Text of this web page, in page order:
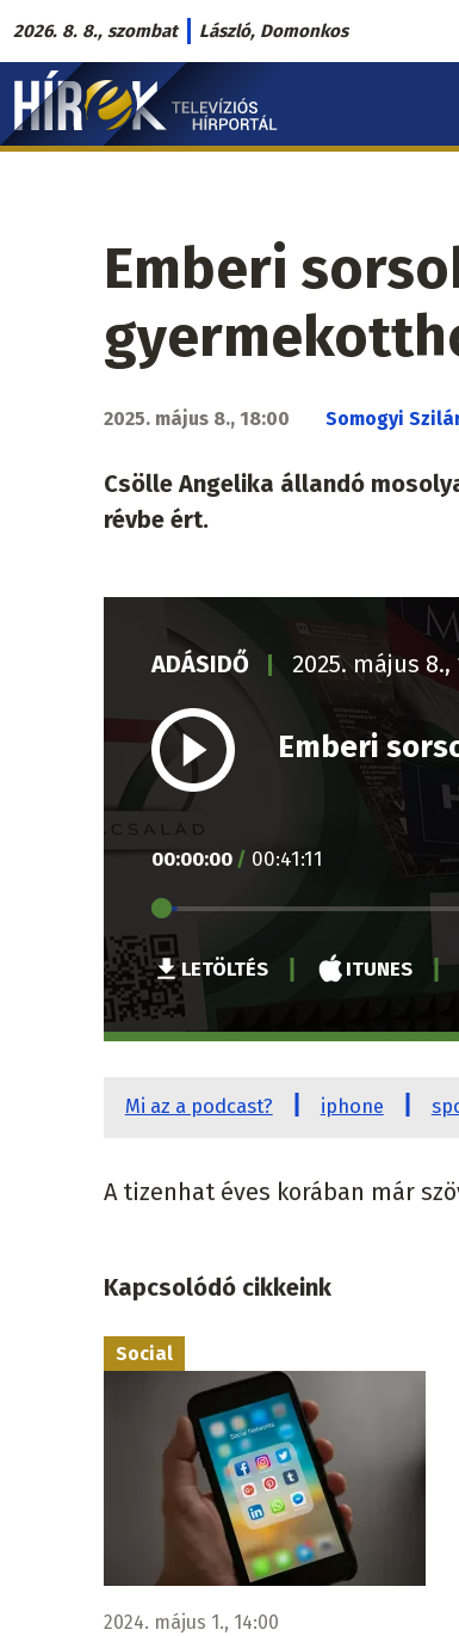
Ugrás
a
tartalomra
2026. 8. 8., szombat László, Domonkos
Hírek.sk
fő
Emberi
2025. május 8., 18:00 Somogyi
Csölle Angelika állandó
révbe ért.
ADÁSIDŐ 2025. május 8.,
Emberi
00:00:00 / 00:41:11
LETÖLTÉS ITUNES
Mi az a podcast? iphone
A tizenhat éves korában már
Kapcsolódó cikkeink
Social
2024. május 1., 14:00